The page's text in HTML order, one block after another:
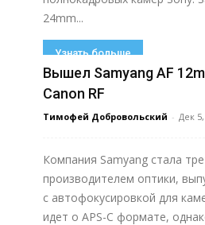
24mm...
Узнать больше
Вышел Samyang AF
Canon RF
Тимофей Добровольский - Дек
Компания Samyang стала
производителем оптики,
с автофокусировкой для
идет о APS-C формате,